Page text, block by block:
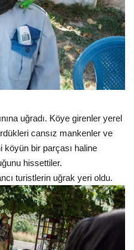
uğradı. Köye girenler yerel
cansız mankenler ve
köyün bir parçası haline
hissettiler.
turistlerin uğrak yeri oldu.